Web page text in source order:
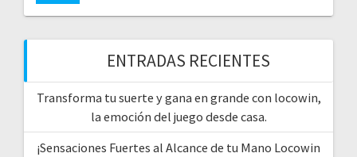
ENTRADAS RECIENTES
Transforma tu suerte y gana en grande con locowin,
la emoción del juego desde casa.
¡Sensaciones Fuertes al Alcance de tu Mano Locowin